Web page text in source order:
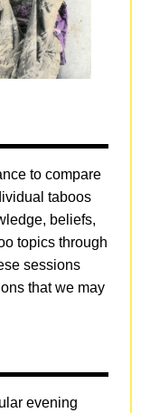
to compare
taboos
beliefs,
topics through
sessions
that we may
evening